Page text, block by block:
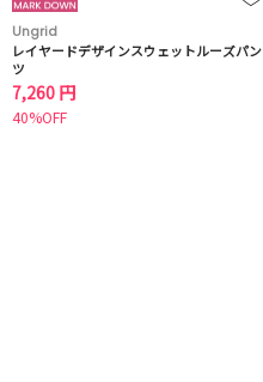
Ungrid
レイヤードデザインスウェットルーズパン
ツ
7,260 円
40%OFF